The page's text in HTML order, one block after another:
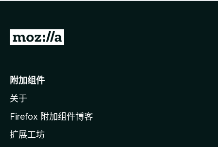
无
转
o
i
l
a
附加组件
关于
Firefox 附加组件博客
扩展工坊